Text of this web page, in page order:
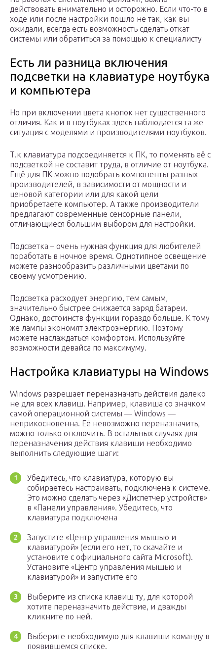
действовать внимательно и осторожно. Если что-то в
ходе или после настройки пошло не так, как вы
ожидали, всегда есть возможность сделать откат
системы или обратиться за помощью к специалисту
Есть ли разница включения
подсветки на клавиатуре ноутбука
и компьютера
Но при включении цвета кнопок нет существенного
отличия. Как и в ноутбуках здесь наблюдается та же
ситуация с моделями и производителями ноутбуков.
Т.к клавиатура подсоединяется к ПК, то поменять её с
подсветкой не составит труда, в отличие от ноутбука.
Ещё для ПК можно подобрать компоненты разных
производителей, в зависимости от мощности и
ценовой категории или для какой цели
приобретаете компьютер. А также производители
предлагают современные сенсорные панели,
отличающиеся большим выбором для настройки.
Подсветка – очень нужная функция для любителей
поработать в ночное время. Однотипное освещение
можете разнообразить различными цветами по
своему усмотрению.
Подсветка расходует энергию, тем самым,
значительно быстрее снижается заряд батареи.
Однако, достоинств функции гораздо больше. К тому
же лампы экономят электроэнергию. Поэтому
можете наслаждаться комфортом. Используйте
возможности девайса по максимуму.
Настройка клавиатуры на Windows
Windows разрешает переназначать действия далеко
не для всех клавиш. Например, клавиша со значком
самой операционной системы — Windows —
неприкосновенна. Её невозможно переназначить,
можно только отключить. В остальных случаях для
переназначения действия клавиши необходимо
выполнить следующие шаги:
Убедитесь, что клавиатура, которую вы
собираетесь настраивать, подключена к системе.
Это можно сделать через «Диспетчер устройств»
в «Панели управления». Убедитесь, что
клавиатура подключена
Запустите «Центр управления мышью и
клавиатурой» (если его нет, то скачайте и
установите с официального сайта Microsoft).
Установите «Центр управления мышью и
клавиатурой» и запустите его
Выберите из списка клавиш ту, для которой
хотите переназначить действие, и дважды
кликните по ней.
Выберите необходимую для клавиши команду в
появившемся списке.